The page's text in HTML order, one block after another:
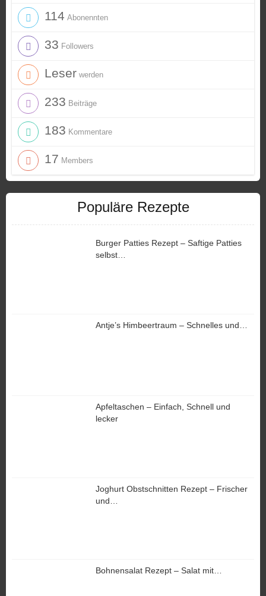
114 Abonennten
33 Followers
Leser werden
233 Beiträge
183 Kommentare
17 Members
Populäre Rezepte
Burger Patties Rezept – Saftige Patties
selbst…
Antje’s Himbeertraum – Schnelles und…
Apfeltaschen – Einfach, Schnell und
lecker
Joghurt Obstschnitten Rezept – Frischer
und…
Bohnensalat Rezept – Salat mit…